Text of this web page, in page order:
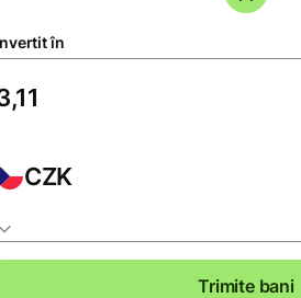
în
CZK
Trimite bani